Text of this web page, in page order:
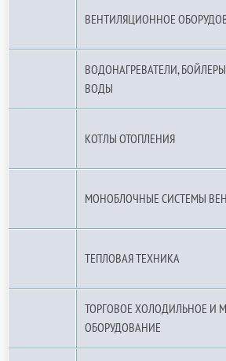
ВЕНТИЛЯЦИОННОЕ
ВОДОНАГРЕВАТЕЛИ,
ВОДЫ
КОТЛЫ ОТОПЛЕНИЯ
МОНОБЛОЧНЫЕ СИСТЕМЫ
ТЕПЛОВАЯ ТЕХНИКА
ТОРГОВОЕ ХОЛОДИЛЬНОЕ И
ОБОРУДОВАНИЕ